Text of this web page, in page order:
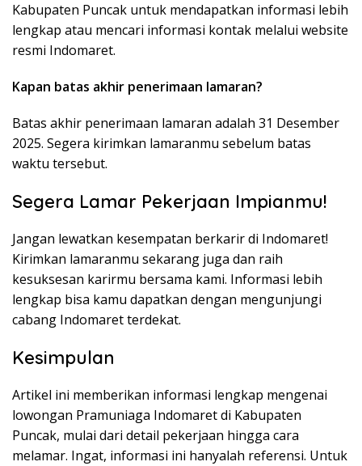
Kabupaten Puncak untuk mendapatkan informasi lebih
lengkap atau mencari informasi kontak melalui website
resmi Indomaret.
Kapan batas akhir penerimaan lamaran?
Batas akhir penerimaan lamaran adalah 31 Desember
2025. Segera kirimkan lamaranmu sebelum batas
waktu tersebut.
Segera Lamar Pekerjaan Impianmu!
Jangan lewatkan kesempatan berkarir di Indomaret!
Kirimkan lamaranmu sekarang juga dan raih
kesuksesan karirmu bersama kami. Informasi lebih
lengkap bisa kamu dapatkan dengan mengunjungi
cabang Indomaret terdekat.
Kesimpulan
Artikel ini memberikan informasi lengkap mengenai
lowongan Pramuniaga Indomaret di Kabupaten
Puncak, mulai dari detail pekerjaan hingga cara
melamar. Ingat, informasi ini hanyalah referensi. Untuk